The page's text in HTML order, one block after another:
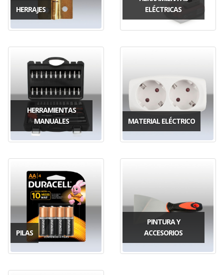
HERRAJES
ELÉCTRICAS
HERRAMIENTAS
MANUALES
MATERIAL ELÉCTRICO
PILAS
PINTURA Y
ACCESORIOS